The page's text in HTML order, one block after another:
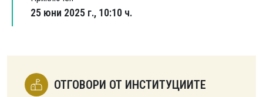
25 юни 2025 г., 10:10 ч.
ОТГОВОРИ ОТ ИНСТИТУЦИИТЕ